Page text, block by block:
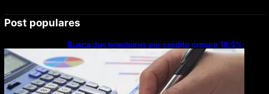
Post populares
Busca dos brasileiros por crédito cresce 16,5%;
Mato Grosso lidera ranking entre estados